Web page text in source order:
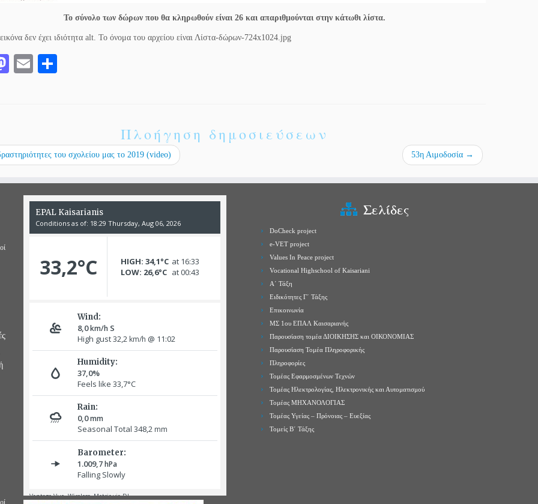
Το σύνολο των δώρων που θα κληρωθούν είναι 26 και απαριθμούνται στην κάτωθι λίστα.
M
n
E
στ
εί
τε
Πλοήγηση δημοσιεύσεων
του σχολείου μας το 2019 (video) 53η Αιμοδοσία →
Σελίδες
DoCheck project
e-VET project
Values In Peace project
Vocational Highschool of Kaisariani
Α΄ Τάξη
Ειδικότητες Γ΄ Τάξης
Επικοινωνία
ΜΣ 1ου ΕΠΑΛ Καισαριανής
Παρουσίαση τομέα ΔΙΟΙΚΗΣΗΣ και ΟΙΚΟΝΟΜΙΑΣ
Παρουσίαση Τομέα Πληροφορικής
Πληροφορίες
Τομέας Εφαρμοσμένων Τεχνών
Τομέας Ηλεκτρολογίας, Ηλεκτρονικής και Αυτοματισμού
Τομέας ΜΗΧΑΝΟΛΟΓΙΑΣ
Τομέας Υγείας – Πρόνοιας – Ευεξίας
Τομείς Β΄ Τάξης